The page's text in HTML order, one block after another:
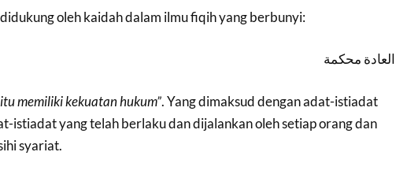
oleh kaidah dalam ilmu fiqih yang berbunyi:
العادة محكمة
memiliki kekuatan hukum”. Yang dimaksud dengan adat-istiadat
istiadat yang telah berlaku dan dijalankan oleh setiap orang dan
syariat.